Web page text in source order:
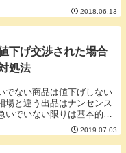
暇最大40日・一日の労働時
2018.06.13
下げ交渉された場合
処法
でない商品は値下げしない
場と違う出品はナンセンス
いでいない限りは基本的に
交渉に応じることは出品側
策ではありません。なぜな
なければ無駄に値下げ交渉
2019.07.03